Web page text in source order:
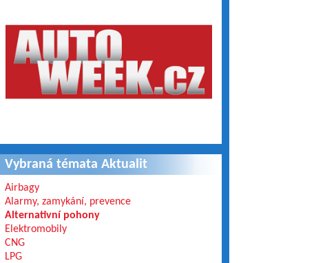
Vybraná témata Aktualit
Airbagy
Alarmy, zamykání, prevence
Alternativní pohony
Elektromobily
CNG
LPG